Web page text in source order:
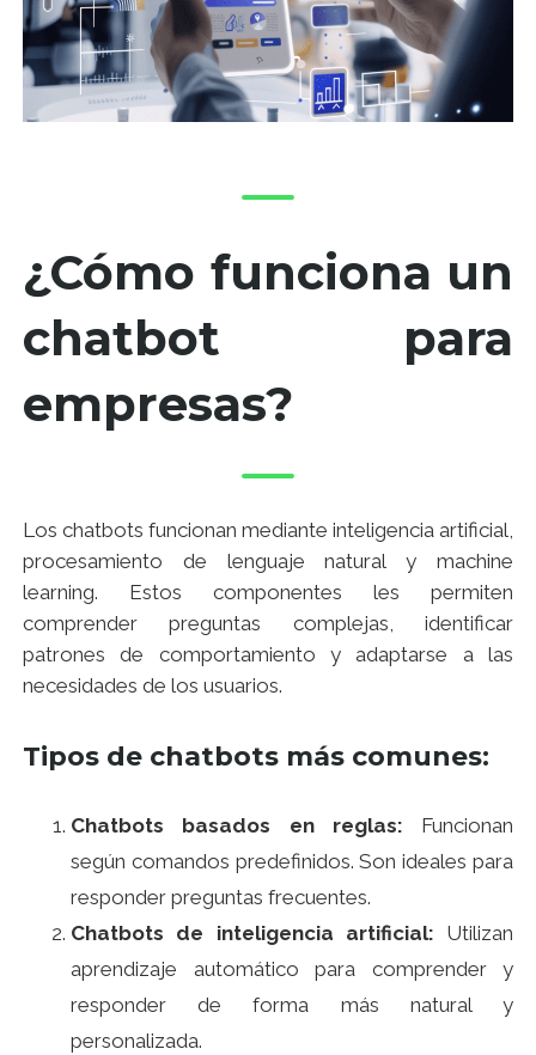
¿Cómo funciona un
chatbot para
empresas?
Los chatbots funcionan mediante inteligencia artificial,
procesamiento de lenguaje natural y machine
learning. Estos componentes les permiten
comprender preguntas complejas, identificar
patrones de comportamiento y adaptarse a las
necesidades de los usuarios.
Tipos de chatbots más comunes:
Chatbots basados en reglas: Funcionan
según comandos predefinidos. Son ideales para
responder preguntas frecuentes.
Chatbots de inteligencia artificial: Utilizan
aprendizaje automático para comprender y
responder de forma más natural y
personalizada.